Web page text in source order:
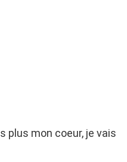
plus mon coeur, je vais